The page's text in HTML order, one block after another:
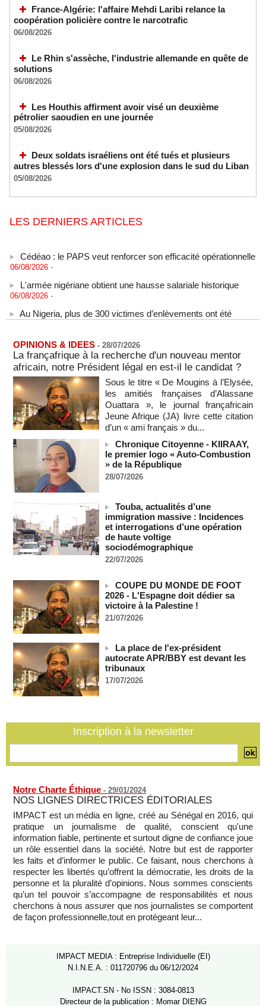
France-Algérie: l'affaire Mehdi Laribi relance la
coopération policière contre le narcotrafic
06/08/2026
Le Rhin s'assèche, l'industrie allemande en quête de
solutions
06/08/2026
Les Houthis affirment avoir visé un deuxième
pétrolier saoudien en une journée
05/08/2026
Deux soldats israéliens ont été tués et plusieurs
autres blessés lors d'une explosion dans le sud du Liban
05/08/2026
LES DERNIERS ARTICLES
06/08/2026
06/08/2026 -
libérées
Au Nigeria, plus de 300 victimes d’enlèvements ont été
libérées
06/08/2026
Soutenir l’intégrité de l’information à Sao Tomé-et-Principe à
l’approche des élections
06/08/2026 -
Taïwan bloque un pont stratégique lors de la simulation d'une
invasion par la Chine
06/08/2026 -
Les Bourses mondiales suspendues au Moyen-Orient,
records en Europe
06/08/2026 -
accès à leur client avant la prochaine audience
06/08/2026
France-Algérie: l'affaire Mehdi Laribi relance la coopération
policière contre le narcotrafic
06/08/2026 -
tensions politiques
06/08/2026 -
Bénin: le nouveau Sénat élit son premier président
06/08/2026 -
La Centrafrique et le Cameroun apaisent les tensions après
un incident frontalier
06/08/2026 -
Vu & Lu sur X - Donald Trump dans le piège à milliards de la
BBC
OPINIONS & IDEES - 28/07/2026
La françafrique à la recherche d'un nouveau mentor
africain, notre Président légal en est-il le candidat ?
Sous le titre « De Mougins à l’Elysée,
les amitiés françaises d’Alassane
Ouattara », le journal françafricain
Jeune Afrique (JA) livre cette citation
d’un « ami français » du...
Chronique Citoyenne - KIIRAAY,
le premier logo « Auto-Combustion
» de la République
28/07/2026
Touba, actualités d’une
immigration massive : Incidences
et interrogations d’une opération
de haute voltige
sociodémographique
22/07/2026
COUPE DU MONDE DE FOOT
2026 - L'Espagne doit dédier sa
victoire à la Palestine !
21/07/2026
La place de l'ex-président
autocrate APR/BBY est devant les
tribunaux
17/07/2026
Inscription à la newsletter
Notre Charte Éthique - 29/01/2024
NOS LIGNES DIRECTRICES ÉDITORIALES
IMPACT est un média en ligne, créé au Sénégal en 2016, qui
pratique un journalisme de qualité, conscient qu'une
information fiable, pertinente et surtout digne de confiance joue
un rôle essentiel dans la société. Notre but est de rapporter
les faits et d’informer le public. Ce faisant, nous cherchons à
respecter les libertés qu’offrent la démocratie, les droits de la
personne et la pluralité d’opinions. Nous sommes conscients
qu’un tel pouvoir s’accompagne de responsabilités et nous
cherchons à nous assurer que nos journalistes se comportent
de façon professionnelle,tout en protégeant leur...
IMPACT MEDIA : Entreprise Individuelle (EI)
N.I.N.E.A. : 011720796 du 06/12/2024
IMPACT.SN - No ISSN : 3084-0813
Directeur de la publication : Momar DIENG